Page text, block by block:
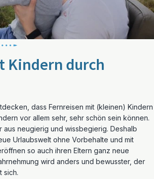
Kindern durch
dass Fernreisen mit (kleinen) Kindern
vor allem sehr, sehr schön sein können.
aus neugierig und wissbegierig. Deshalb
Urlaubswelt ohne Vorbehalte und mit
so auch ihren Eltern ganz neue
wird anders und bewusster, der
sich.